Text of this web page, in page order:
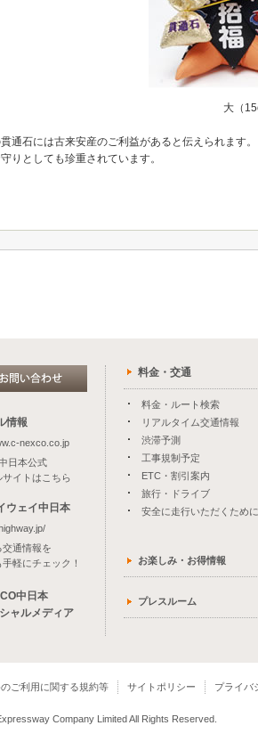
大（
貫通石には古来安産のご利益があると伝えられます
りとしても珍重されています。
情報
nexco.co.jp
日本公式
サイトはこちら
ウェイ中日本
交通情報を
軽にチェック！
中日本
ャルメディア
料金・交通
料金・ルート検索
リアルタイム交通情報
渋滞予測
工事規制予定
ETC・割引案内
旅行・ドライブ
安全に走行いただくために
お楽しみ・お得情報
プレスルーム
ご利用に関する規約等 サイトポリシー プライバ
Company Limited All Rights Reserved.